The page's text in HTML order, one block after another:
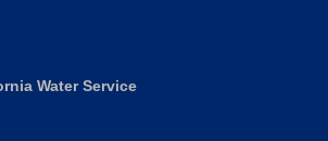
Water Service